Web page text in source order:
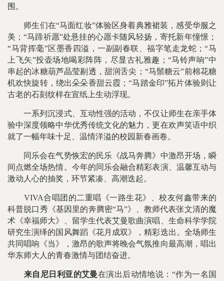
围。
师生们在“马面红妆”体验区身着典雅裙装，感受华服之
美；“马蹄祈愿”处悬挂的心愿卡随风轻扬，寄托新年憧憬；
“马背挥毫”区墨香四溢，一副副春联、福字笔走龙蛇；“马
上飞矢”投壶场地喝彩阵阵，尽显古礼雅趣；“马铃声响”中
串起的冰糖葫芦晶莹剔透，甜润舌尖；“马鬃糖云”前棉花糖
机欢快旋转，绕出朵朵香甜云霞；“马踏金印”拓片体验则让
古老的石刻纹样在宣纸上生动浮现。
一系列沉浸式、互动性强的活动，不仅让师生在亲手体
验中深度领略中华优秀传统文化的魅力，更在欢声笑语中织
就了一幅年味十足、温情洋溢的校园新春画卷。
同乐会在气势恢宏的民乐《战马奔腾》中激昂开场，瞬
间点燃全场热情。今年的同乐会融合精彩表演、温馨互动与
激动人心的抽奖，环节紧凑、高潮迭起。
VIVA合唱团的二重唱《一路生花》、校友何鑫带来的
科普脱口秀《基因里的奔腾密“马”》、教师代表张文清的魔
术《幸福师大》、留学生代表艾曼歌曲演唱、生命科学学院
研究生演绎的国风舞蹈《花月成双》，精彩迭出。全场师生
共同唱响《当》，激昂的歌声将晚会气氛推向最高潮，唱出
华东师大人的青春激情与团结奋进。
来自尼日利亚的艾曼在演出后动情地说：“作为一名国